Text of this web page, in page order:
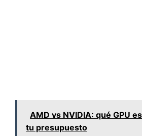
AMD vs NVIDIA: qué GPU
tu presupuesto